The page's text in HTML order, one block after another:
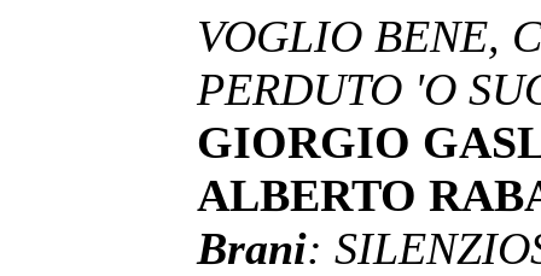
VOGLIO BENE,
PERDUTO 'O
GIORGIO
ALBERTO
Brani: